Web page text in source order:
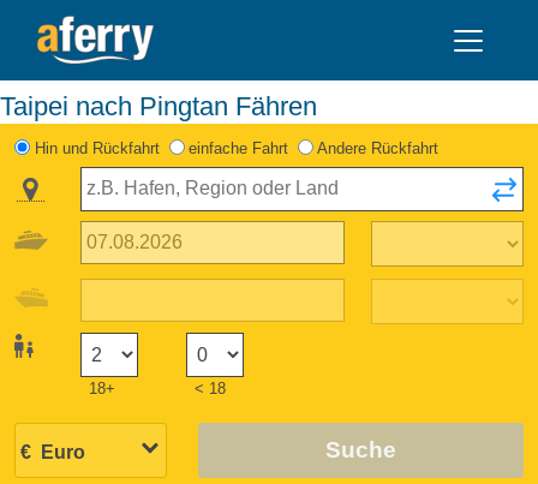
Taipei nach Pingtan Fähren
Hin und Rückfahrt einfache Fahrt Andere Rückfahrt
18+ < 18
Suche